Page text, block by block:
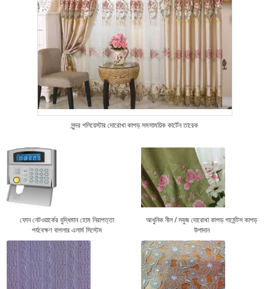
সুন্দর পলিয়েস্টার দোরোখা কাপড় সমসাময়িক কার্টেন তারেক
ফোন নেটওয়ার্কের বুদ্ধিমান হোম নিরাপত্তা
পর্যবেক্ষণ বাগলার এলার্ম সিস্টেম
আধুনিক নীল / সবুজ দোরোখা কাপড় গার্মেন্টস কাপড়
উপাদান